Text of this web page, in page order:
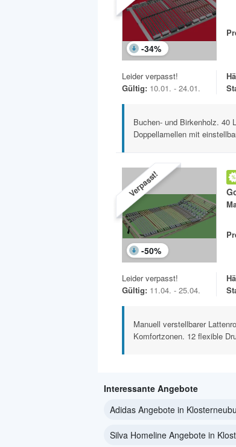
-34%
Leider verpasst!
Gültig: 10.01. - 24.01.
Buchen- und Birkenholz. 40
Doppellamellen mit
Verpasst!
-50%
Leider verpasst!
Gültig: 11.04. - 25.04.
Manuell verstellbarer
Komfortzonen. 12 flexible
Interessante Angebote
Adidas Angebote in
Silva Homeline Angebote in